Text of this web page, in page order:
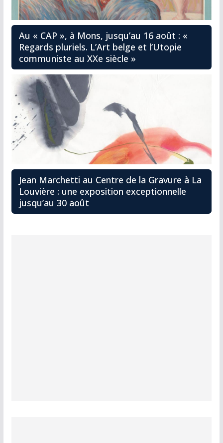
Au « CAP », à Mons, jusqu’au 16 août : «
Regards pluriels. L’Art belge et l’Utopie
communiste au XXe siècle »
Jean Marchetti au Centre de la Gravure à La
Louvière : une exposition exceptionnelle
jusqu’au 30 août